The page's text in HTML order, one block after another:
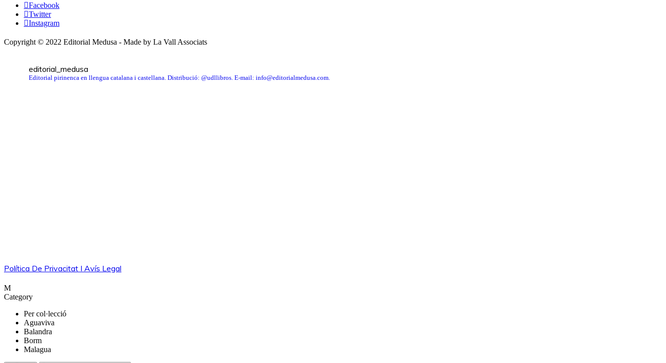
Facebook
Twitter
Instagram
Copyright © 2022 Editorial Medusa - Made by La Vall Associats
editorial_medusa
Editorial pirinenca en llengua catalana i castellana. Distribució: @udllibros. E-mail: info@editorialmedusa.com.
Política De Privacitat I Avís Legal
Category
Per col·lecció
Aguaviva
Balandra
Borm
Malagua